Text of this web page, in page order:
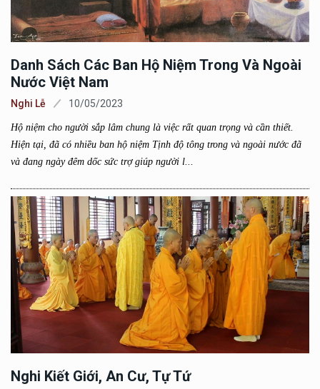
Danh Sách Các Ban Hộ Niệm Trong Và Ngoài
Nước Việt Nam
Nghi Lễ 10/05/2023
Hộ niệm cho người sắp lâm chung là việc rất quan trọng và cần thiết.
Hiện tại, đã có nhiều ban hộ niệm Tịnh độ tông trong và ngoài nước đã
và đang ngày đêm dốc sức trợ giúp người l...
Nghi Kiết Giới, An Cư, Tự Tứ